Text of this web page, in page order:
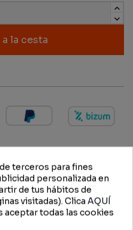
la cesta
terceros para fines
personalizada en
de tus hábitos de
visitadas). Clica AQUÍ
aceptar todas las cookies